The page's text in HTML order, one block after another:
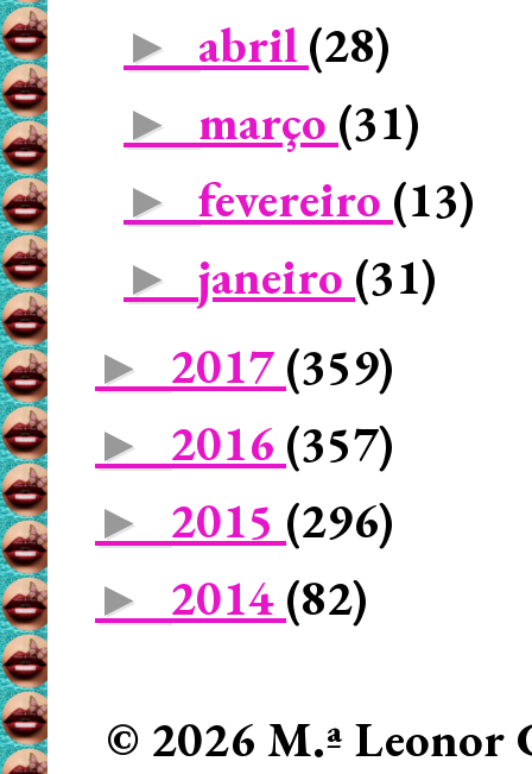
► abril (28)
► março (31)
► fevereiro (13)
► janeiro (31)
► 2017 (359)
► 2016 (357)
► 2015 (296)
► 2014 (82)
© 2026 M.ª Leonor